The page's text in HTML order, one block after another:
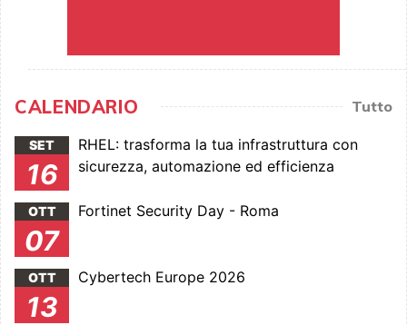
CALENDARIO Tutto
SET
16
RHEL: trasforma la tua infrastruttura con
sicurezza, automazione ed efficienza
OTT
07
Fortinet Security Day - Roma
OTT
13
Cybertech Europe 2026